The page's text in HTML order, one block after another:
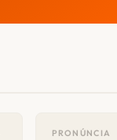
PRONÚNCIA